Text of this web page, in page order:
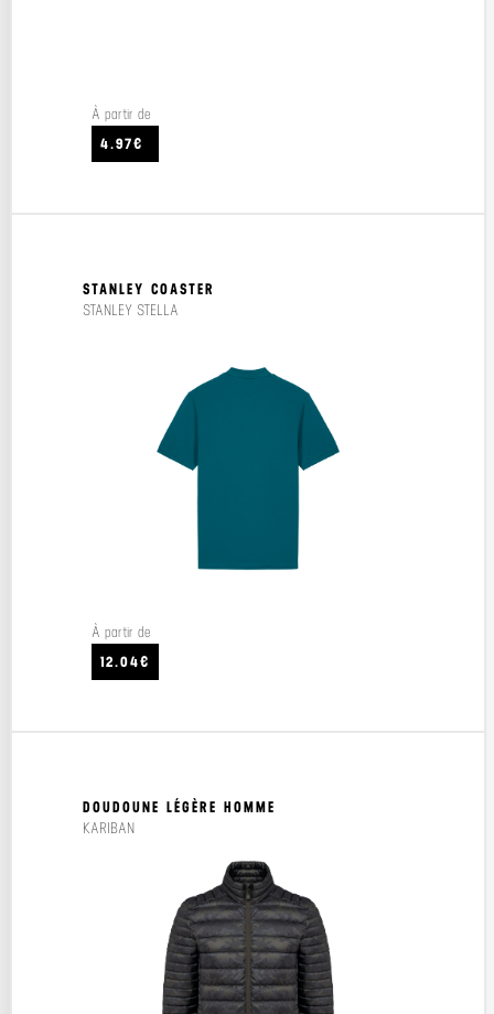
À partir de
4.97€
STANLEY COASTER
STANLEY STELLA
À partir de
12.04€
DOUDOUNE LÉGÈRE HOMME
KARIBAN